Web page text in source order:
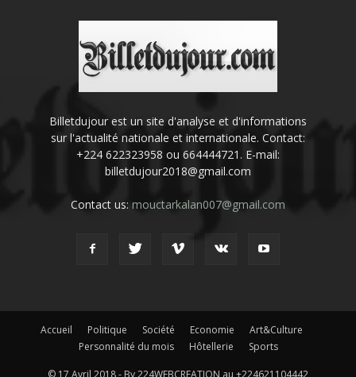
Billetdujour est un site d'analyse et d'informations
sur l'actualité nationale et internationale. Contact:
+224 622323958 ou 664444721. E-mail:
billetdujour2018@gmail.com
Contact us: mouctarkalan007@gmail.com
Accueil Politique Société Economie
Art&Culture
Personnalité du mois
Hôtellerie Sports
© 17 Avril 2018 - By 224WEBCREATION au +224621104442